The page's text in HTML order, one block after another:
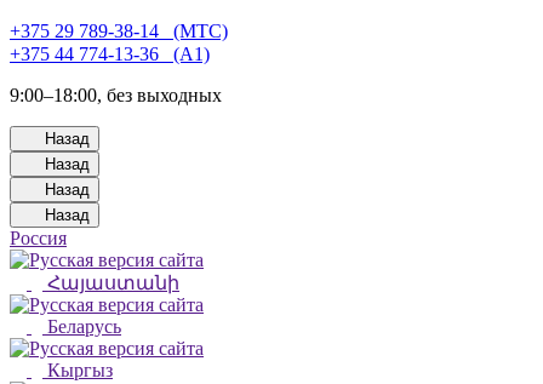
+375 29 789-38-14⠀(МТС)
+375 44 774-13-36⠀(А1)
9:00–18:00, без выходных
Назад
Назад
Назад
Назад
Россия
Հայաստանի
Беларусь
Кыргыз